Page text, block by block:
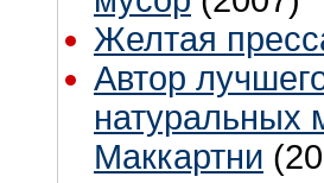
Желтая
Автор
натуральных
Маккартни